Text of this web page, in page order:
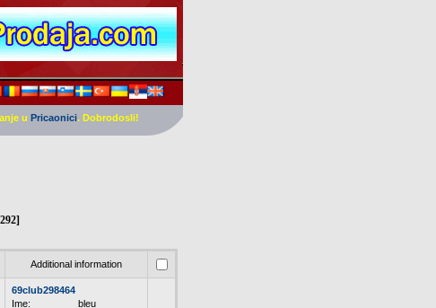
u Pricaonici. Dobrodosli!
Additional information
69club298464
Ime:
bleu